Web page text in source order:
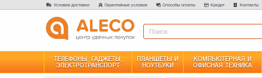
Условия доставки Гарантийные условия Способы оплаты Кредит Контакты
ТЕЛЕФОНЫ, ГАДЖЕТЫ,
ЭЛЕКТРОТРАНСПОРТ
ПЛАНШЕТЫ И
НОУТБУКИ
КОМПЬЮТЕРНАЯ И
ОФИСНАЯ ТЕХНИКА